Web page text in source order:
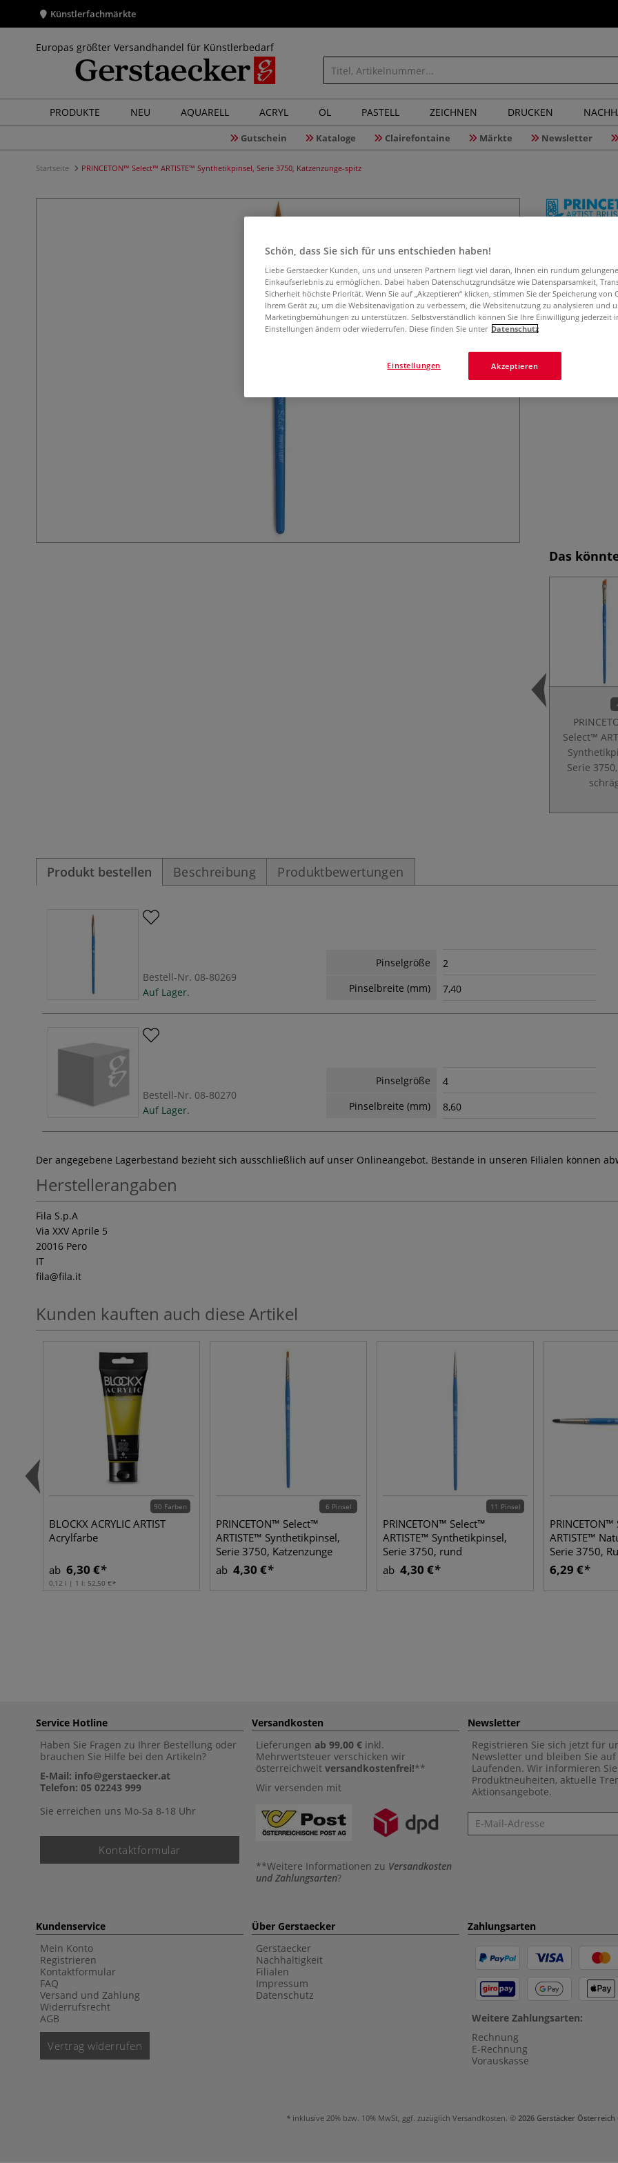
Künstlerfachmärkte
Europas größter Versandhandel für Künstlerbedarf
PRODUKTE NEU AQUARELL ACRYL ÖL PASTELL ZEICHNEN DRUCKEN
Gutschein Kataloge Clairefontaine Märkte Newsletter
Startseite PRINCETON™ Select™ ARTISTE™ Synthetikpinsel, Serie 3750, Katzenzunge-spitz
spitz
PRINCETON™
und
Leistungs-
Das
Select™
Serie
Produkt bestellen Beschreibung Produktbewertungen
Bestell-Nr. 08-80269
Auf Lager.
Pinselgröße
2
Pinselbreite (mm)
7,40
Bestell-Nr. 08-80270
Auf Lager.
Pinselgröße
4
Pinselbreite (mm)
8,60
Der angegebene Lagerbestand bezieht sich ausschließlich auf unser Onlineangebot. Bestände in unseren Filialen können
Herstellerangaben
Fila S.p.A
Via XXV Aprile 5
20016 Pero
IT
fila@fila.it
Kunden kauften auch diese Artikel
90 Farben
BLOCKX ACRYLIC ARTIST
Acrylfarbe
ab 6,30 €
0,12 l | 1 l: 52,50 €
6 Pinsel
PRINCETON™ Select™
ARTISTE™ Synthetikpinsel,
Serie 3750, Katzenzunge
ab 4,30 €
11 Pinsel
PRINCETON™ Select™
ARTISTE™ Synthetikpinsel,
Serie 3750, rund
ab 4,30 €
ARTISTE™
Serie 3750,
6,29 €
Service Hotline
Haben Sie Fragen zu Ihrer Bestellung oder
brauchen Sie Hilfe bei den Artikeln?
E-Mail: info@gerstaecker.at
Telefon: 05 02243 999
Sie erreichen uns Mo-Sa 8-18 Uhr
Kontaktformular
Versandkosten
Lieferungen ab 99,00 € inkl.
Mehrwertsteuer verschicken wir
österreichweit versandkostenfrei!**
Wir versenden mit
**Weitere Informationen zu Versandkosten
und Zahlungsarten?
Newsletter
Registrieren Sie sich jetzt für
Newsletter und bleiben Sie auf
Laufenden. Wir informieren
Produktneuheiten, aktuelle
Aktionsangebote.
Newsletter
Kundenservice
Mein Konto
Registrieren
Kontaktformular
FAQ
Versand und Zahlung
Widerrufsrecht
AGB
Vertrag widerrufen
Über Gerstaecker
Gerstaecker
Nachhaltigkeit
Filialen
Impressum
Datenschutz
Zahlungsarten
Weitere Zahlungsarten:
Rechnung
E-Rechnung
Vorauskasse
inklusive 20% bzw. 10% MwSt, ggf. zuzüglich Versandkosten. © 2026 Gerstäcker Österreich
Schön, dass Sie sich für uns entschieden haben!
Liebe Gerstaecker Kunden, uns und unseren Partnern liegt viel daran, Ihnen ein rundum
Einkaufserlebnis zu ermöglichen. Dabei haben Datenschutzgrundsätze wie Datensparsamkeit,
Sicherheit höchste Priorität. Wenn Sie auf „Akzeptieren“ klicken, stimmen Sie der Speicherung von
Ihrem Gerät zu, um die Websitenavigation zu verbessern, die Websitenutzung zu analysieren und
Marketingbemühungen zu unterstützen. Selbstverständlich können Sie Ihre Einwilligung jederzeit
Einstellungen ändern oder wiederrufen. Diese finden Sie unter Datenschutz
Akzeptieren
Einstellungen